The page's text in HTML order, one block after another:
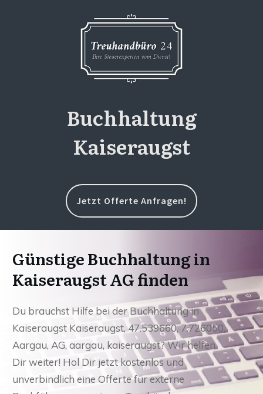
Buchhaltung
Kaiseraugst
Jetzt Offerte Anfragen!
Günstige Buchhaltung in
Kaiseraugst AG finden
Du brauchst Hilfe bei der Buchhaltung in
Kaiseraugst Kaiseraugst, 47.539660, 7.726050,
Aargau, AG, aargau, kaiseraugst? Wir helfen
Dir weiter! Hol Dir jetzt kostenlos und
unverbindlich eine Offerte für externe